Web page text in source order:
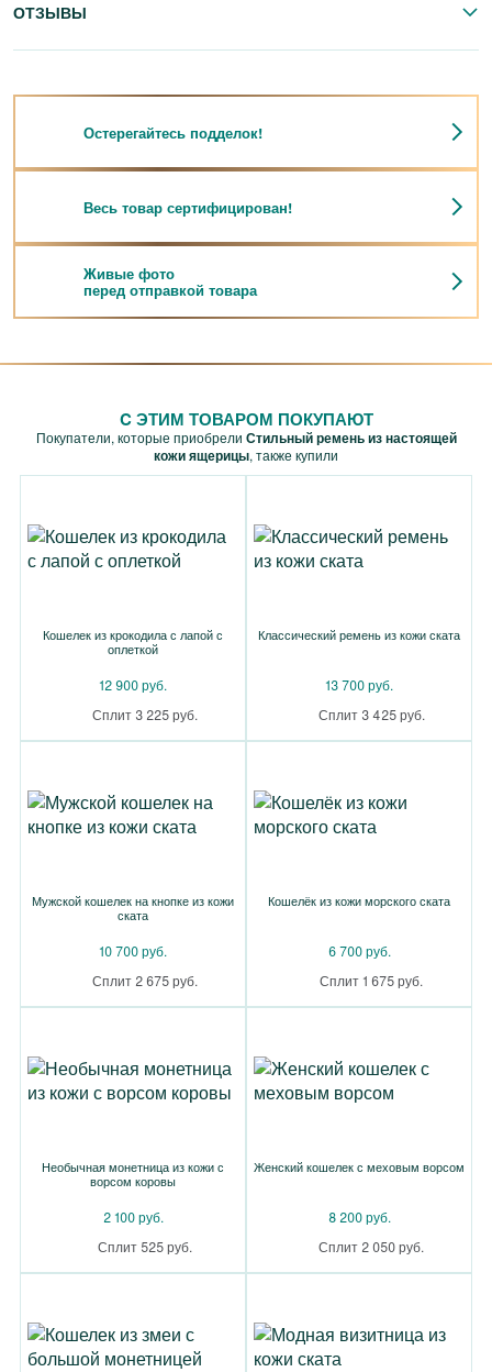
ОТЗЫВЫ
Остерегайтесь подделок!
Весь товар сертифицирован!
Живые фото
перед отправкой товара
C ЭТИМ ТОВАРОМ ПОКУПАЮТ
Покупатели, которые приобрели Стильный ремень из настоящей
кожи ящерицы, также купили
Кошелек из крокодила с лапой с
оплеткой
12 900 руб.
Сплит 3 225 руб.
Классический ремень из кожи ската
13 700 руб.
Сплит 3 425 руб.
Мужской кошелек на кнопке из кожи
ската
10 700 руб.
Сплит 2 675 руб.
Кошелёк из кожи морского ската
6 700 руб.
Сплит 1 675 руб.
Необычная монетница из кожи с
ворсом коровы
2 100 руб.
Сплит 525 руб.
Женский кошелек с меховым ворсом
8 200 руб.
Сплит 2 050 руб.